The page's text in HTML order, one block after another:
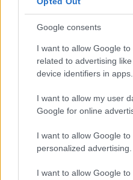
Google consents
I want to allow Google
related to advertising
device identifiers in apps.
I want to allow my user
Google for online
I want to allow Google to
personalized advertising.
I want to allow Google
leader di una nazione
Già da qualche tempo
iniziato a realizzare la
esponenti mondiali che
l’account di un
scusa la libertà
una lotta per la libertà